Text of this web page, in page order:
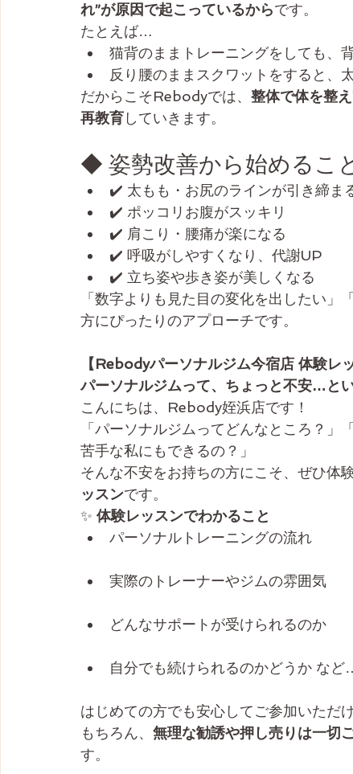
れ”が原因で起こっているからです。
たとえば…
猫背のままトレーニングをしても、
反り腰のままスクワットをすると、
だからこそRebodyでは、 整体で体を整
再教育していきます。
◆ 姿勢改善から始めるこ
✔️ 太もも・お尻のラインが引き締ま
✔️ ポッコリお腹がスッキリ
✔️ 肩こり・腰痛が楽になる
✔️ 呼吸がしやすくなり、代謝UP
✔️ 立ち姿や歩き姿が美しくなる
「数字よりも見た目の変化を出したい
方にぴったりのアプローチです。
【Rebodyパーソナルジム今宿店 体験レ
パーソナルジムって、ちょっと不安…とい
こんにちは、Rebody姪浜店です！
「パーソナルジムってどんなところ？
苦手な私にもできるの？」
そんな不安をお持ちの方にこそ、ぜひ体
ッスンです。
✨ 体験レッスンでわかること
パーソナルトレーニングの流れ
実際のトレーナーやジムの雰囲気
どんなサポートが受けられるのか
自分でも続けられるのかどうか など
はじめての方でも安心してご参加いただ
もちろん、 無理な勧誘や押し売りは一切
す。